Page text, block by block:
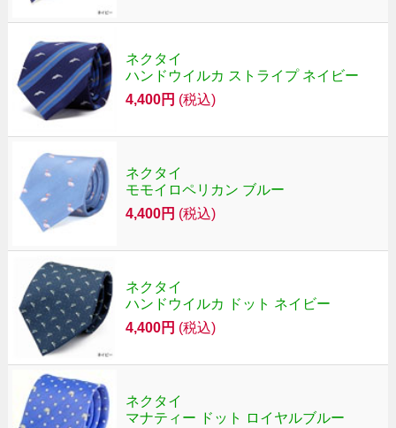
ネクタイ
ハンドウイルカ ストライプ ネイビー
4,400円 (税込)
ネクタイ
モモイロペリカン ブルー
4,400円 (税込)
ネクタイ
ハンドウイルカ ドット ネイビー
4,400円 (税込)
ネクタイ
マナティー ドット ロイヤルブルー